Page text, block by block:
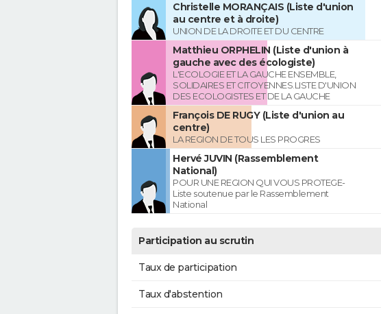
Christelle MORANÇAIS (Liste d'union
au centre et à droite)
UNION DE LA DROITE ET DU CENTRE
Matthieu ORPHELIN (Liste d'union à
gauche avec des écologiste)
L'ECOLOGIE ET LA GAUCHE ENSEMBLE,
SOLIDAIRES ET CITOYENNES.LISTE D'UNION
DES ECOLOGISTES ET DE LA GAUCHE
François DE RUGY (Liste d'union au
centre)
LA REGION DE TOUS LES PROGRES
Hervé JUVIN (Rassemblement
National)
POUR UNE REGION QUI VOUS PROTEGE-
Liste soutenue par le Rassemblement
National
Participation au scrutin
Taux de participation
Taux d'abstention